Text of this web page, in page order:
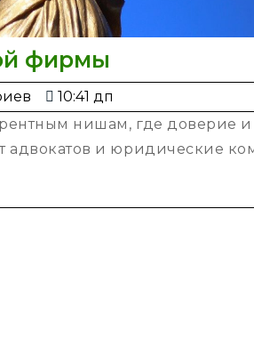
фирмы
фирмы
10:41 дп
нишам, где доверие
и юридические